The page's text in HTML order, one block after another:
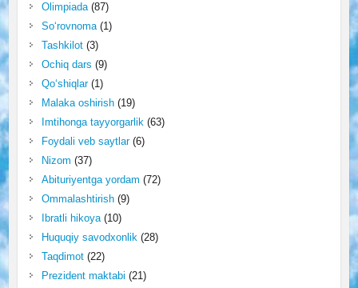
Olimpiada(87)
So‘rovnoma(1)
Tashkilot(3)
Ochiq dars (9)
Qo‘shiqlar(1)
Malaka oshirish(19)
Imtihonga tayyorgarlik(63)
Foydali veb saytlar(6)
Nizom (37)
Abituriyentga yordam (72)
Ommalashtirish(9)
Ibratli hikoya(10)
Huquqiy savodxonlik(28)
Taqdimot(22)
Prezident maktabi (21)